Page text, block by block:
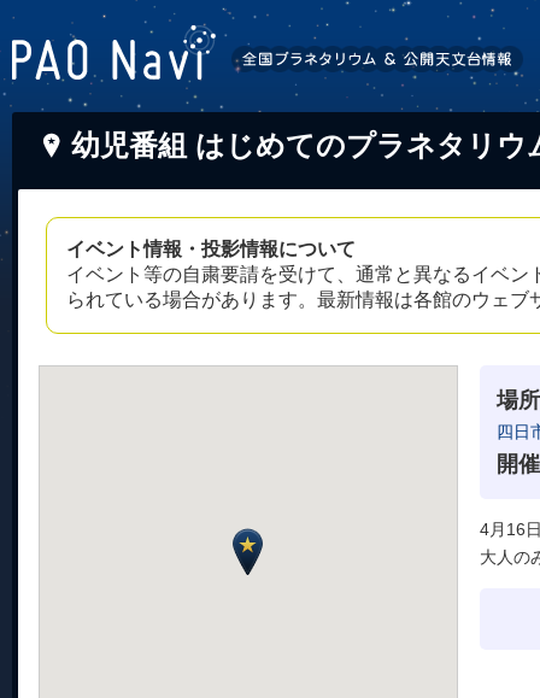
幼児番組 はじめてのプラネタリウ
イベント情報・投影情報について
イベント等の自粛要請を受けて、通常と異なるイベ
られている場合があります。最新情報は各館のウェ
場所
四日
開
4月16
大人の